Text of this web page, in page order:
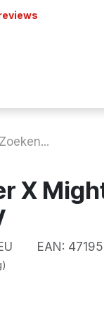
X
EAN: